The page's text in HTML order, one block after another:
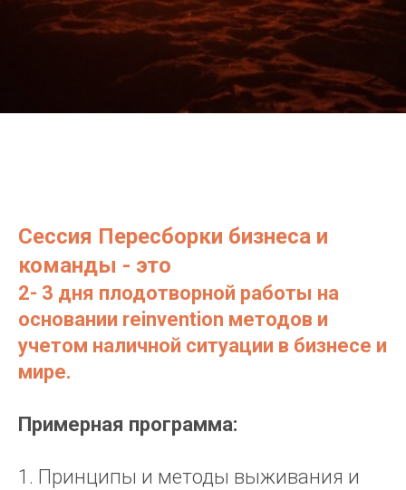
Сессия Пересборки бизнеса и
команды - это
2- 3 дня плодотворной работы на
основании reinvention методов и
учетом наличной ситуации в бизнесе и
мире.
Примерная программа:
1. Принципы и методы выживания и